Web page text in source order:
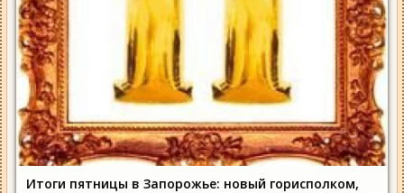
Итоги пятницы в Запорожье: новый горисполком,